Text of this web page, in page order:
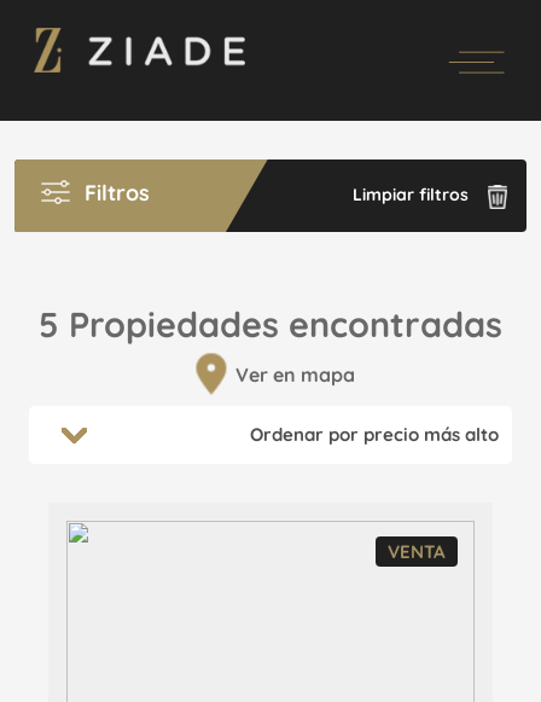
Filtros Limpiar filtros
5 Propiedades encontradas
Ver en mapa
VENTA